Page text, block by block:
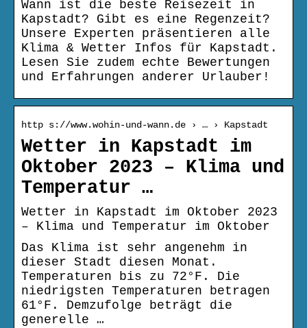
Wann ist die beste Reisezeit in
Kapstadt? Gibt es eine Regenzeit?
Unsere Experten präsentieren alle
Klima & Wetter Infos für Kapstadt.
Lesen Sie zudem echte Bewertungen
und Erfahrungen anderer Urlauber!
http s://www.wohin-und-wann.de › … › Kapstadt
Wetter in Kapstadt im
Oktober 2023 – Klima und
Temperatur …
Wetter in Kapstadt im Oktober 2023
– Klima und Temperatur im Oktober
Das Klima ist sehr angenehm in
dieser Stadt diesen Monat.
Temperaturen bis zu 72°F. Die
niedrigsten Temperaturen betragen
61°F. Demzufolge beträgt die
generelle …